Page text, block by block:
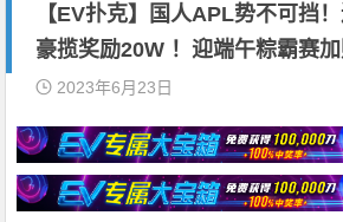
【EV扑克】国人APL势不可挡
豪揽奖励20W ！迎端午粽霸赛
2023年6月23日